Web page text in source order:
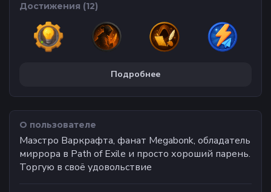
Достижения (12)
Подробнее
О пользователе
Маэстро Варкрафта, фанат Megabonk, обладатель
миррора в Path of Exile и просто хороший парень.
Торгую в своё удовольствие